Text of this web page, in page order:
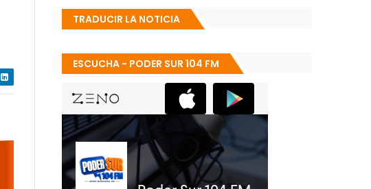
TRADUCIR LA NOTICIA
ESCUCHA - PODER SUR 104 FM